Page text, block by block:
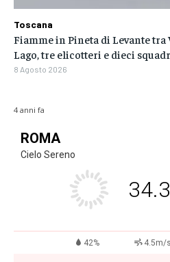
ROMA
Cielo Sereno
34.3
42% 4.5m/s
4 anni fa
Toscana
Fiamme in Pineta di Levante
Lago, tre elicotteri e dieci
8 Agosto 2026